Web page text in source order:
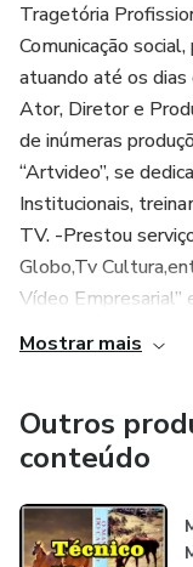
Tragetória
Comunicação
atuando até os dias
Ator, Diretor e
de inúmeras
“Artvideo”, se
Institucionais,
TV. -Prestou
Globo,Tv
Vídeo Empresarial”
Mostrar mais
Outros
conteúdo